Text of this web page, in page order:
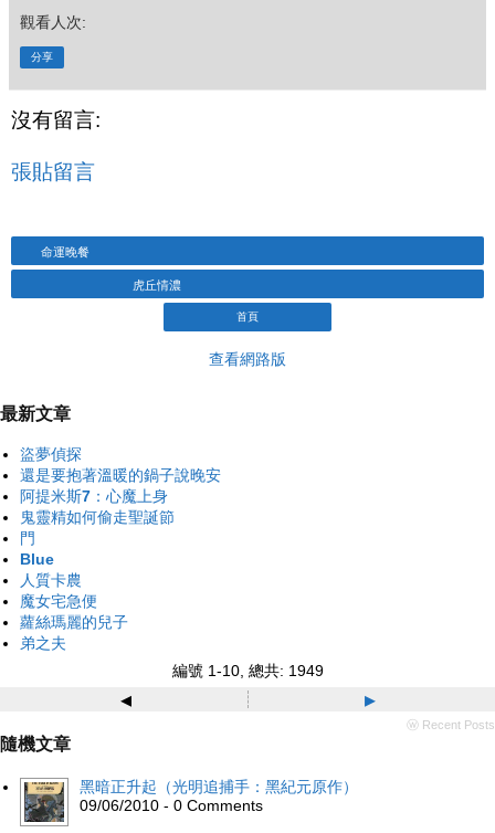
觀看人次:
分享
沒有留言:
張貼留言
命運晚餐
虎丘情濃
首頁
查看網路版
最新文章
盜夢偵探
還是要抱著溫暖的鍋子說晚安
阿提米斯7：心魔上身
鬼靈精如何偷走聖誕節
門
Blue
人質卡農
魔女宅急便
蘿絲瑪麗的兒子
弟之夫
編號 1-10, 總共: 1949
◂ ▸
ⓦ Recent Posts
隨機文章
黑暗正升起（光明追捕手：黑紀元原作）
09/06/2010 - 0 Comments